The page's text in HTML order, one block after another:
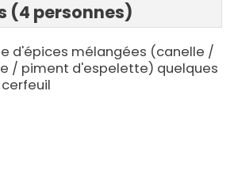
(4 personnes)
d'épices mélangées (canelle /
/ piment d'espelette) quelques